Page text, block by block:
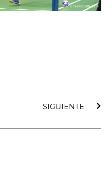
SIGUIENTE